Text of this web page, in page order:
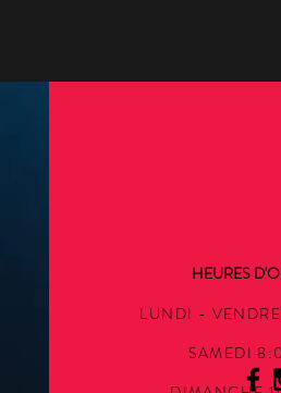
HEURES
LUNDI -
SAMEDI